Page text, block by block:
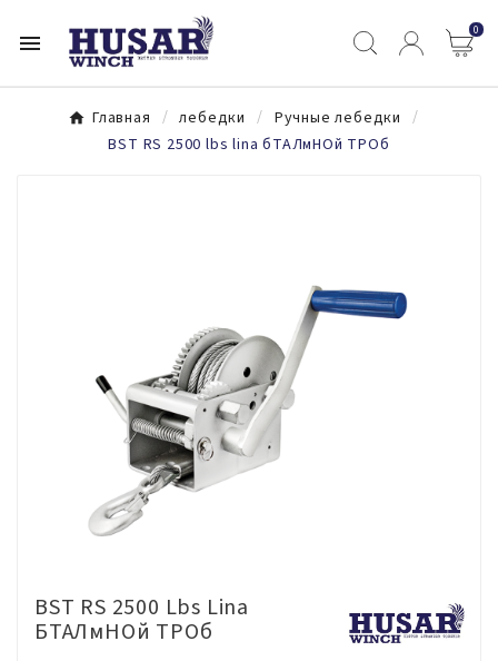
 0
Главная лебедки
Ручные лебедки
BST RS 2500 lbs lina бТАЛмНОй ТРОб
BST RS 2500 Lbs Lina
БТАЛмНОй ТРОб